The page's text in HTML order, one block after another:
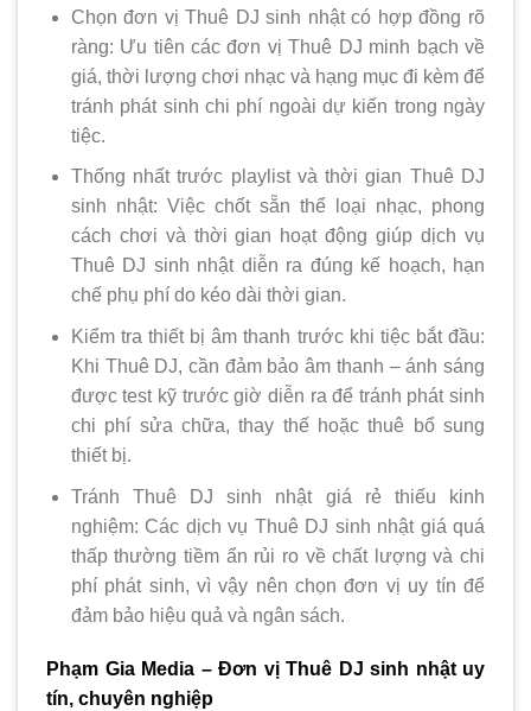
Chọn đơn vị Thuê DJ sinh nhật có hợp đồng rõ
ràng: Ưu tiên các đơn vị Thuê DJ minh bạch về
giá, thời lượng chơi nhạc và hạng mục đi kèm để
tránh phát sinh chi phí ngoài dự kiến trong ngày
tiệc.
Thống nhất trước playlist và thời gian Thuê DJ
sinh nhật: Việc chốt sẵn thể loại nhạc, phong
cách chơi và thời gian hoạt động giúp dịch vụ
Thuê DJ sinh nhật diễn ra đúng kế hoạch, hạn
chế phụ phí do kéo dài thời gian.
Kiểm tra thiết bị âm thanh trước khi tiệc bắt đầu:
Khi Thuê DJ, cần đảm bảo âm thanh – ánh sáng
được test kỹ trước giờ diễn ra để tránh phát sinh
chi phí sửa chữa, thay thế hoặc thuê bổ sung
thiết bị.
Tránh Thuê DJ sinh nhật giá rẻ thiếu kinh
nghiệm: Các dịch vụ Thuê DJ sinh nhật giá quá
thấp thường tiềm ẩn rủi ro về chất lượng và chi
phí phát sinh, vì vậy nên chọn đơn vị uy tín để
đảm bảo hiệu quả và ngân sách.
Phạm Gia Media – Đơn vị Thuê DJ sinh nhật uy
tín, chuyên nghiệp